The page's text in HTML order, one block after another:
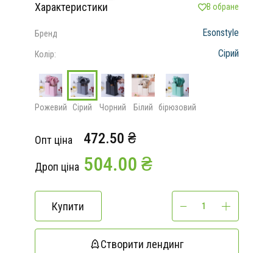
Характеристики В обране
Бренд Esonstyle
Колір: Сірий
Рожевий Сірий Чорний Білий бірюзовий
Опт ціна 472.50 ₴
Дроп ціна 504.00 ₴
Купити
Створити лендинг